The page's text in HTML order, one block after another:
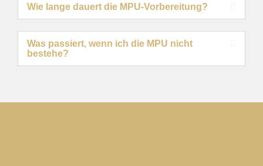
Wie lange dauert die MPU-Vorbereitung?
Was passiert, wenn ich die MPU nicht
bestehe?